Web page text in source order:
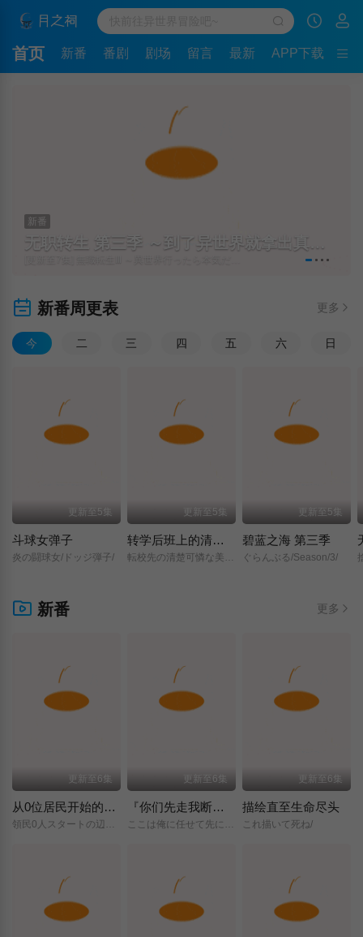
首页 新番 番剧 剧场 留言 最新 APP下载
新番
新番周更表 更多
今 二 三 四 五 六 日
更新至5集
斗球女弹子
炎の闘球女/ドッジ弾子/
更新至5集
转学后班上的清纯可爱美少女，竟是小时候玩在一起的哥儿们
転校先の清楚可憐な美少女が、昔男子と思って一緒に遊んだ幼馴染だった件/
更新至5集
碧蓝之海 第三季
ぐらんぶる/Season/3/
新番 更多
更新至6集
从0位居民开始的边境领主大人
更新至6集
『你们先走我断后』，于是10年后我成为了传说
更新至6集
描绘直至生命尽头
これ描いて死ね/